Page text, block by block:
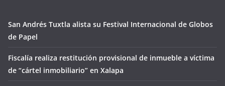
San Andrés Tuxtla alista su Festival Internacional de Globos
de Papel
Fiscalía realiza restitución provisional de inmueble a víctima
de “cártel inmobiliario” en Xalapa